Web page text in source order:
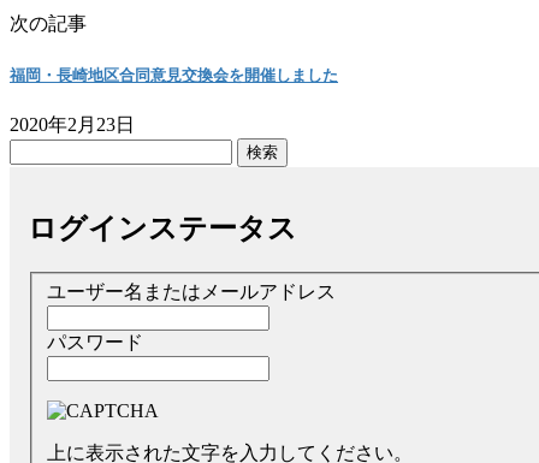
次の記事
福岡・長崎地区合同意見交換会を開催しました
2020年2月23日
ログインステータス
ユーザー名またはメールアドレス
パスワード
上に表示された文字を入力してください。